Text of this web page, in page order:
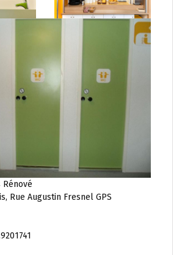
Rénové
Rue Augustin Fresnel GPS